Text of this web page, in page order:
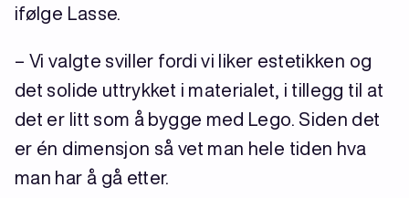
ifølge Lasse.
– Vi valgte sviller fordi vi liker estetikken og
det solide uttrykket i materialet, i tillegg til at
det er litt som å bygge med Lego. Siden det
er én dimensjon så vet man hele tiden hva
man har å gå etter.